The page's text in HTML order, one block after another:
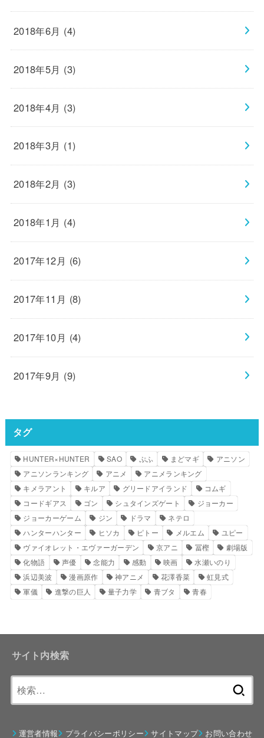
2018年6月 (4)
2018年5月 (3)
2018年4月 (3)
2018年3月 (1)
2018年2月 (3)
2018年1月 (4)
2017年12月 (6)
2017年11月 (8)
2017年10月 (4)
2017年9月 (9)
タグ
HUNTER×HUNTER SAO ぷふ まどマギ
アニソン
アニソンランキング
アニメ
アニメランキング
キメラアント
キルア グリードアイランド
コムギ
コードギアス
ゴン シュタインズゲート
ジョーカー
ジョーカーゲーム
ジン ドラマ
ネテロ
ハンターハンター
ヒソカ ピトー メルエム
ユピー
ヴァイオレット・エヴァーガーデン
京アニ 冨樫
劇場版
化物語
声優 念能力 感動 映画
水瀬いのり
浜辺美波
漫画原作 神アニメ 花澤香菜
虹見式
軍儀
進撃の巨人 量子力学 青ブタ 青春
サイト内検索
運営者情報 プライバシーポリシー サイトマップ お問い合わせ